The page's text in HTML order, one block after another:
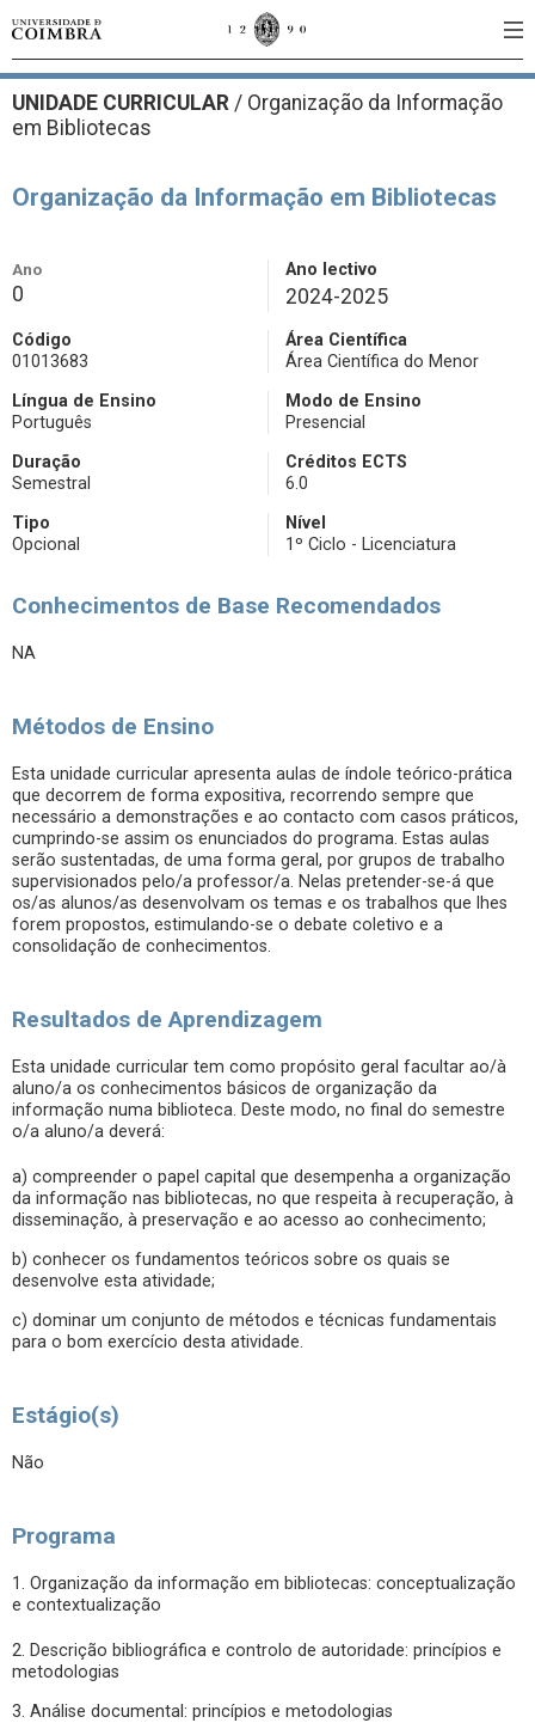
UNIDADE CURRICULAR / Organização da Informação
em Bibliotecas
Organização da Informação em Bibliotecas
Ano
0
Ano lectivo
2024-2025
Código
01013683
Área Científica
Área Científica do Menor
Língua de Ensino
Português
Modo de Ensino
Presencial
Duração
Semestral
Créditos ECTS
6.0
Tipo
Opcional
Nível
1º Ciclo - Licenciatura
Conhecimentos de Base Recomendados
NA
Métodos de Ensino
Esta unidade curricular apresenta aulas de índole teórico-prática
que decorrem de forma expositiva, recorrendo sempre que
necessário a demonstrações e ao contacto com casos práticos,
cumprindo-se assim os enunciados do programa. Estas aulas
serão sustentadas, de uma forma geral, por grupos de trabalho
supervisionados pelo/a professor/a. Nelas pretender-se-á que
os/as alunos/as desenvolvam os temas e os trabalhos que lhes
forem propostos, estimulando-se o debate coletivo e a
consolidação de conhecimentos.
Resultados de Aprendizagem
Esta unidade curricular tem como propósito geral facultar ao/à
aluno/a os conhecimentos básicos de organização da
informação numa biblioteca. Deste modo, no final do semestre
o/a aluno/a deverá:
a) compreender o papel capital que desempenha a organização
da informação nas bibliotecas, no que respeita à recuperação, à
disseminação, à preservação e ao acesso ao conhecimento;
b) conhecer os fundamentos teóricos sobre os quais se
desenvolve esta atividade;
c) dominar um conjunto de métodos e técnicas fundamentais
para o bom exercício desta atividade.
Estágio(s)
Não
Programa
1. Organização da informação em bibliotecas: conceptualização
e contextualização
2. Descrição bibliográfica e controlo de autoridade: princípios e
metodologias
3. Análise documental: princípios e metodologias